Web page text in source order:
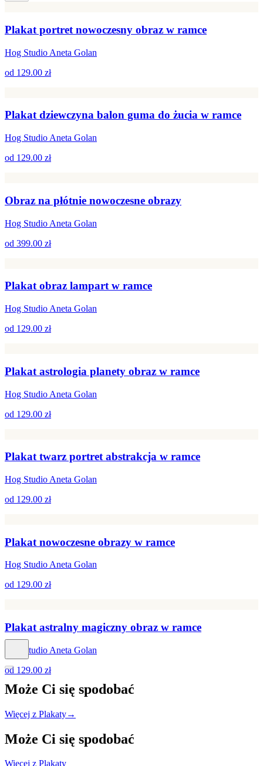
Plakat portret nowoczesny obraz w ramce
Hog Studio Aneta Golan
od 129.00 zł
Plakat dziewczyna balon guma do żucia w ramce
Hog Studio Aneta Golan
od 129.00 zł
Obraz na płótnie nowoczesne obrazy
Hog Studio Aneta Golan
od 399.00 zł
Plakat obraz lampart w ramce
Hog Studio Aneta Golan
od 129.00 zł
Plakat astrologia planety obraz w ramce
Hog Studio Aneta Golan
od 129.00 zł
Plakat twarz portret abstrakcja w ramce
Hog Studio Aneta Golan
od 129.00 zł
Plakat nowoczesne obrazy w ramce
Hog Studio Aneta Golan
od 129.00 zł
Plakat astralny magiczny obraz w ramce
Hog Studio Aneta Golan
od 129.00 zł
Może Ci się spodobać
Więcej z Plakaty→
Może Ci się spodobać
Więcej z Plakaty